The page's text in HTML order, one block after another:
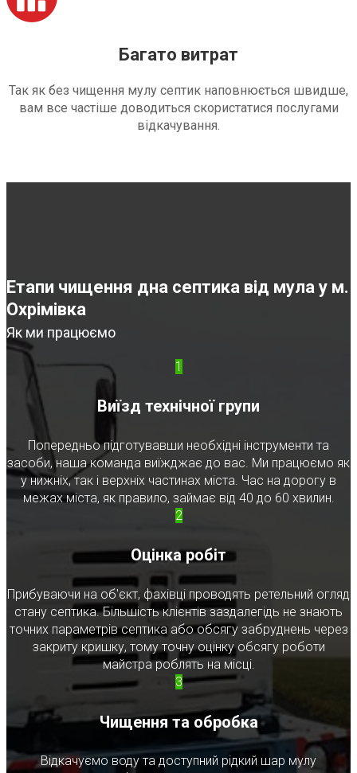
Багато витрат
Так як без чищення мулу септик наповнюється швидше,
вам все частіше доводиться скористатися послугами
відкачування.
Етапи чищення дна септика від мула у м.
Охрімівка
Як ми працюємо
1
Виїзд технічної групи
Попередньо підготувавши необхідні інструменти та
засоби, наша команда виїжджає до вас. Ми працюємо як
у нижніх, так і верхніх частинах міста. Час на дорогу в
межах міста, як правило, займає від 40 до 60 хвилин.
2
Оцінка робіт
Прибуваючи на об'єкт, фахівці проводять ретельний огляд
стану септика. Більшість клієнтів заздалегідь не знають
точних параметрів септика або обсягу забруднень через
закриту кришку, тому точну оцінку обсягу роботи
майстра роблять на місці.
3
Чищення та обробка
Відкачуємо воду та доступний рідкий шар мулу